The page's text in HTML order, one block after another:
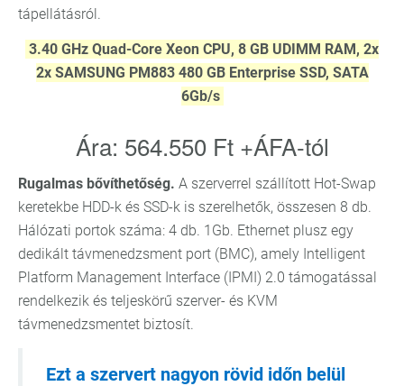
tápellátásról.
3.40 GHz Quad-Core Xeon CPU, 8 GB UDIMM RAM, 2x
2x SAMSUNG PM883 480 GB Enterprise SSD, SATA
6Gb/s
Ára: 564.550 Ft +ÁFA-tól
Rugalmas bővíthetőség. A szerverrel szállított Hot-Swap
keretekbe HDD-k és SSD-k is szerelhetők, összesen 8 db.
Hálózati portok száma: 4 db. 1Gb. Ethernet plusz egy
dedikált távmenedzsment port (BMC), amely Intelligent
Platform Management Interface (IPMI) 2.0 támogatással
rendelkezik és teljeskörű szerver- és KVM
távmenedzsmentet biztosít.
Ezt a szervert nagyon rövid időn belül